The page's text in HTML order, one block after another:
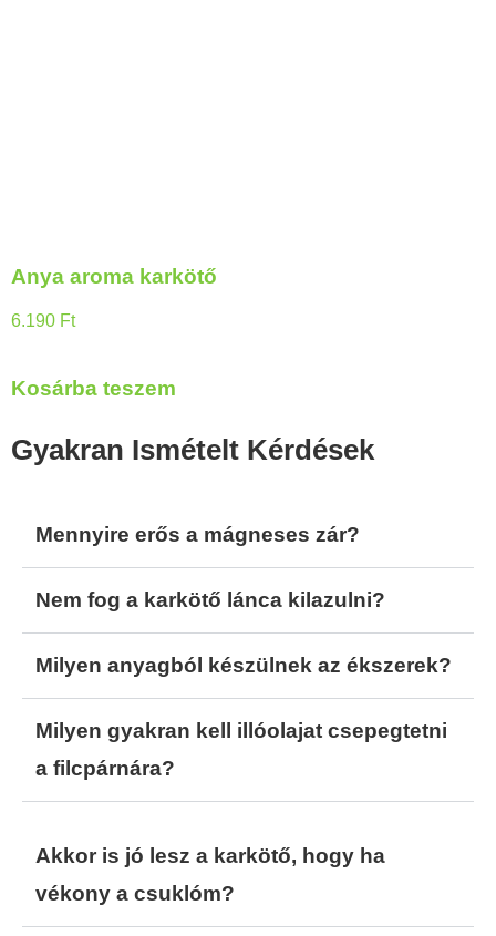
Anya aroma karkötő
6.190 Ft
Kosárba teszem
Gyakran Ismételt Kérdések
Mennyire erős a mágneses zár?
Nem fog a karkötő lánca kilazulni?
Milyen anyagból készülnek az ékszerek?
Milyen gyakran kell illóolajat csepegtetni
a filcpárnára?
Akkor is jó lesz a karkötő, hogy ha
vékony a csuklóm?